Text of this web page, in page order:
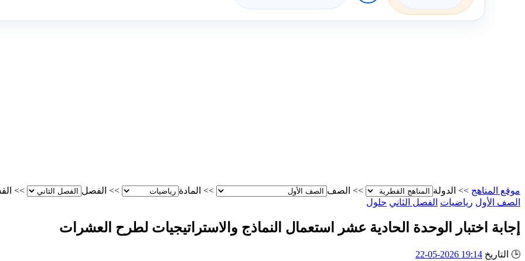
موقع المناهج >> الدولة >> الصف >> المادة >> الفصل >>
الصف الأول رياضيات الفصل الثاني حلول
إجابة اختبار الوحدة الحادية عشر استعمال النماذج والاستراتيجيات لطرح العشرات
🕒 التاريخ 19:14 2026-05-22